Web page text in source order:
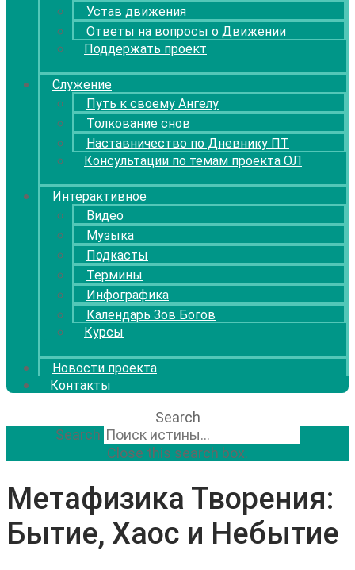
Устав движения
Ответы на вопросы о Движении
Поддержать проект
Служение
Путь к своему Ангелу
Толкование снов
Наставничество по Дневнику ПТ
Консультации по темам проекта ОЛ
Интерактивное
Видео
Музыка
Подкасты
Термины
Инфографика
Календарь Зов Богов
Курсы
Новости проекта
Контакты
Search
Search
Close this search box.
Метафизика Творения:
Бытие, Хаос и Небытие